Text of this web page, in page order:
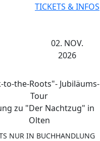
TICKETS & INFOS
02. NOV.
2026
to-the-Roots"- Jubiläums-
Tour
zu "Der Nachtzug" in
Olten
NUR IN BUCHHANDLUNG